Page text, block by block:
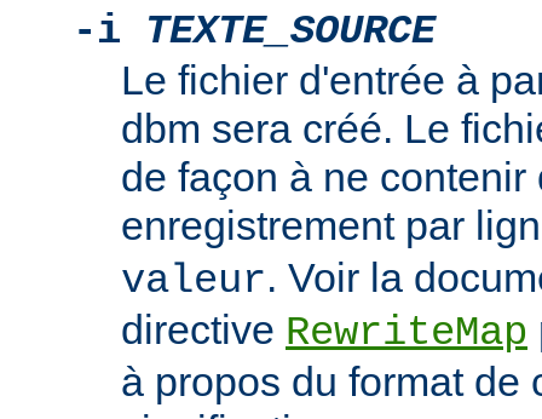
-i TEXTE_SOURCE
Le fichier d'entrée à
dbm sera créé. Le
de façon à ne contenir
enregistrement par
valeur. Voir la
directive RewriteMap
à propos du format de